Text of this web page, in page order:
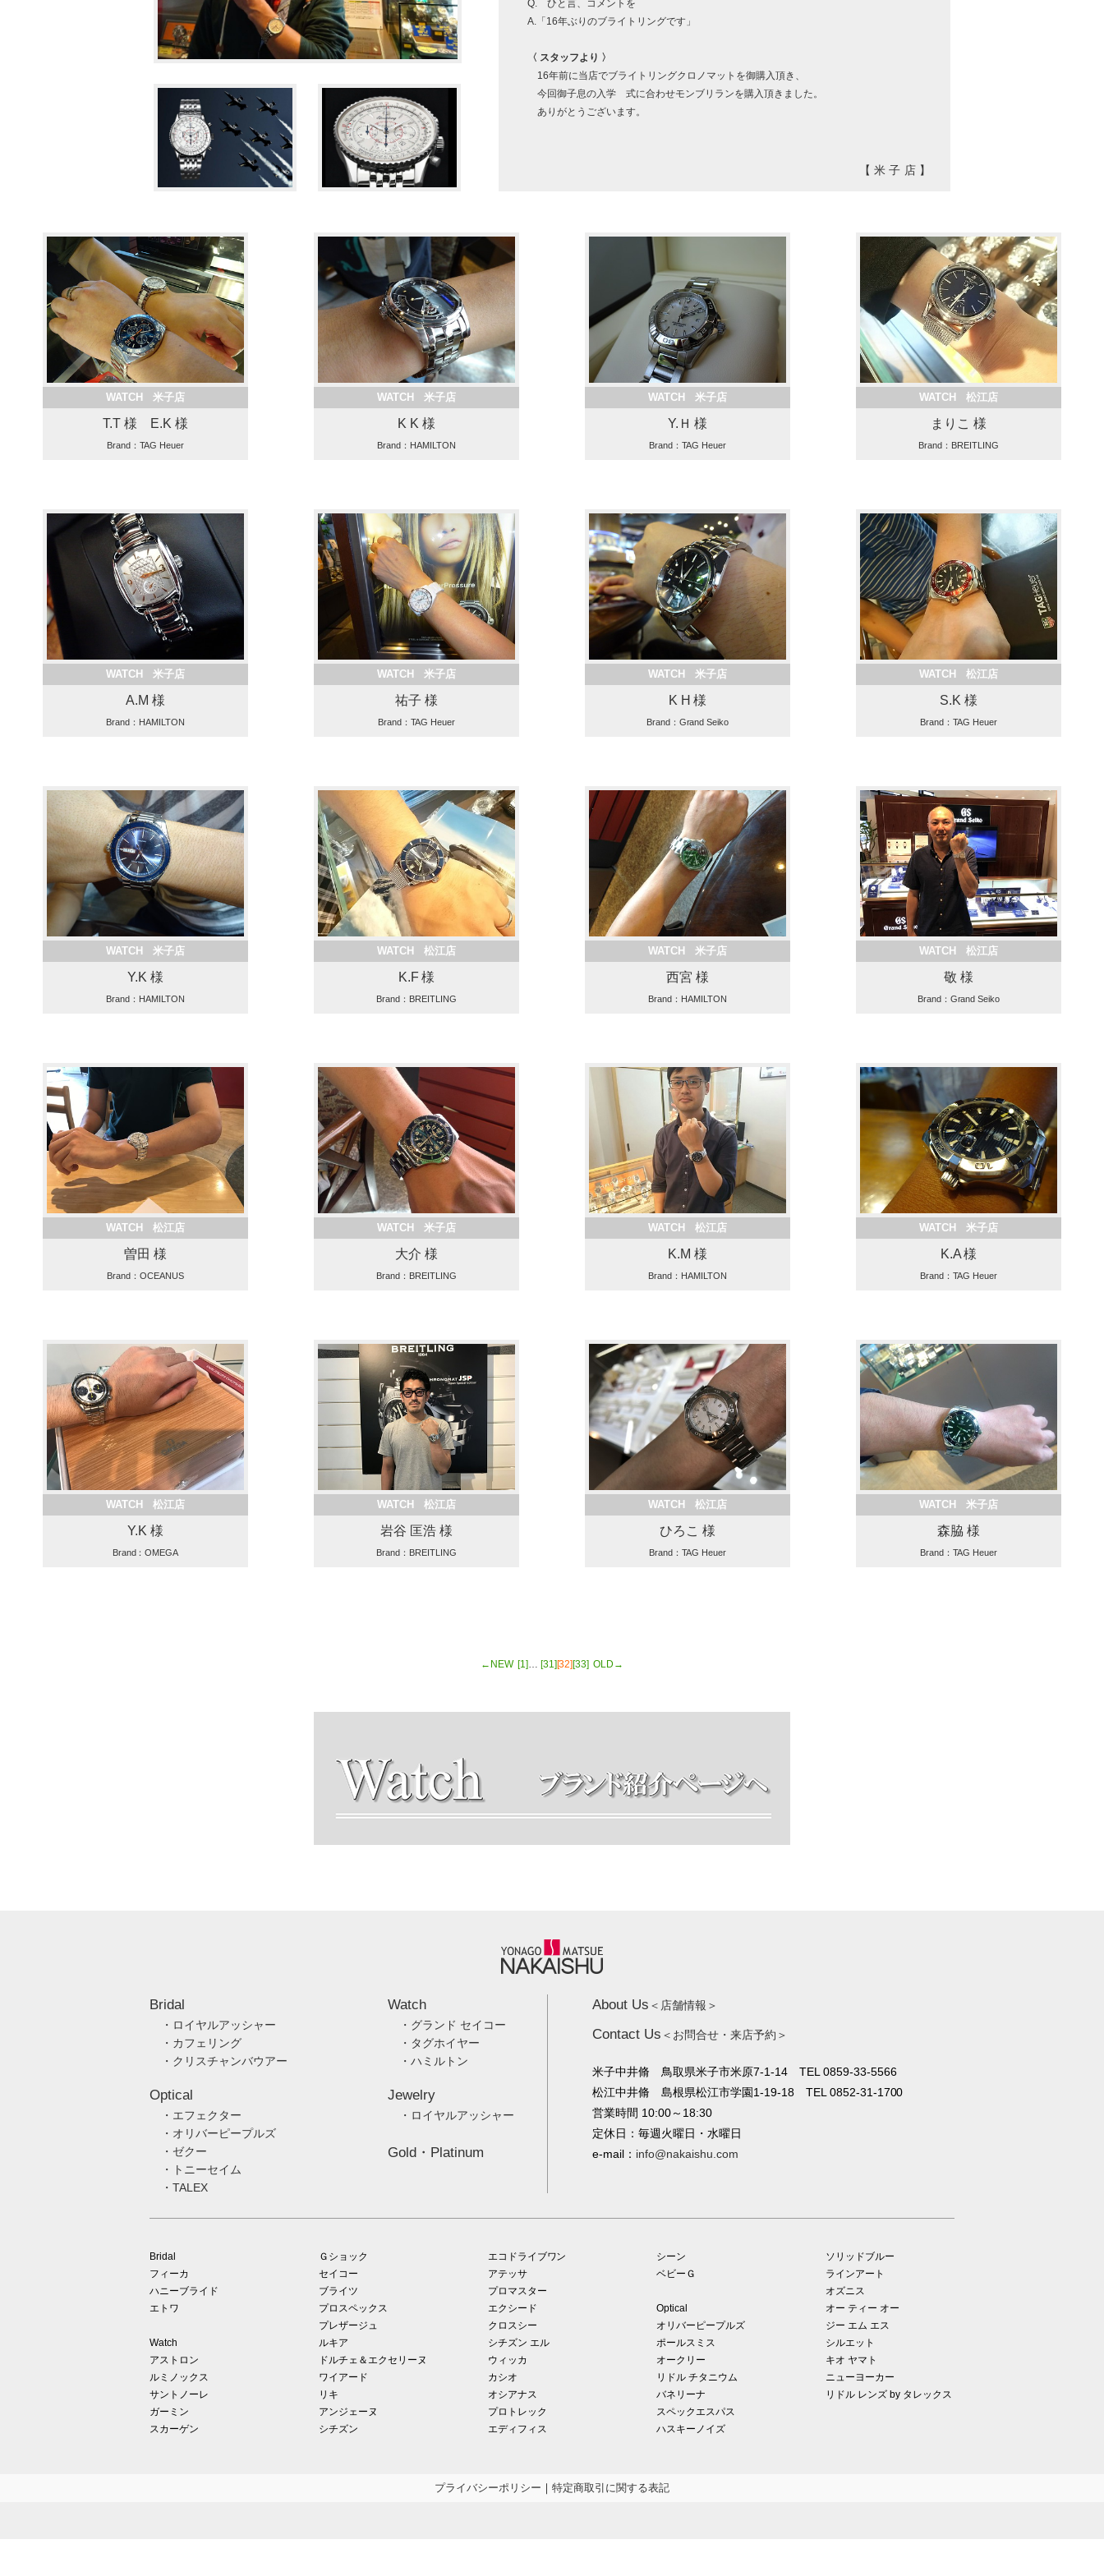
Q. ひと言、コメントを
A.「16年ぶりのブライトリングです」
〈 スタッフより 〉
16年前に当店でブライトリングクロノマットを御購入頂き、
今回御子息の入学 式に合わせモンブリランを購入頂きました。
ありがとうございます。
【米子店】
WATCH 米子店
T.T 様 E.K 様
Brand：TAG Heuer
WATCH 米子店
K K 様
Brand：HAMILTON
WATCH 米子店
Y.Ｈ 様
Brand：TAG Heuer
WATCH 松江店
まりこ 様
Brand：BREITLING
WATCH 米子店
A.M 様
Brand：HAMILTON
WATCH 米子店
祐子 様
Brand：TAG Heuer
WATCH 米子店
K H 様
Brand：Grand Seiko
WATCH 松江店
S.K 様
Brand：TAG Heuer
WATCH 米子店
Y.K 様
Brand：HAMILTON
WATCH 松江店
K.F 様
Brand：BREITLING
WATCH 米子店
西宮 様
Brand：HAMILTON
WATCH 松江店
敬 様
Brand：Grand Seiko
WATCH 松江店
曽田 様
Brand：OCEANUS
WATCH 米子店
大介 様
Brand：BREITLING
WATCH 松江店
K.M 様
Brand：HAMILTON
WATCH 米子店
K.A 様
Brand：TAG Heuer
WATCH 松江店
Y.K 様
Brand：OMEGA
WATCH 松江店
岩谷 匡浩 様
Brand：BREITLING
WATCH 松江店
ひろこ 様
Brand：TAG Heuer
WATCH 米子店
森脇 様
Brand：TAG Heuer
←NEW [1]… [31][32][33] OLD→
Bridal
・ロイヤルアッシャー
・カフェリング
・クリスチャンバウアー
Watch
・グランド セイコー
・タグホイヤー
・ハミルトン
Optical
・エフェクター
・オリバーピープルズ
・ゼクー
・トニーセイム
・TALEX
Jewelry
・ロイヤルアッシャー
Gold・Platinum
About Us ＜店舗情報＞
Contact Us ＜お問合せ・来店予約＞
米子中井脩 鳥取県米子市米原7-1-14 TEL 0859-33-5566
松江中井脩 島根県松江市学園1-19-18 TEL 0852-31-1700
営業時間 10:00～18:30
定休日：毎週火曜日・水曜日
e-mail： info@nakaishu.com
Bridal
フィーカ
ハニーブライド
エトワ
Watch
アストロン
ルミノックス
サントノーレ
ガーミン
スカーゲン
Ｇショック
セイコー
ブライツ
プロスペックス
プレザージュ
ルキア
ドルチェ＆エクセリーヌ
ワイアード
リキ
アンジェーヌ
シチズン
エコドライブワン
アテッサ
プロマスター
エクシード
クロスシー
シチズン エル
ウィッカ
カシオ
オシアナス
プロトレック
エディフィス
シーン
ベビーＧ
Optical
オリバーピープルズ
ポールスミス
オークリー
リドル チタニウム
バネリーナ
スペックエスパス
ハスキーノイズ
ソリッドブルー
ラインアート
オズニス
オー ティー オー
ジー エム エス
シルエット
キオ ヤマト
ニューヨーカー
リドル レンズ by タレックス
プライバシーポリシー ｜ 特定商取引に関する表記